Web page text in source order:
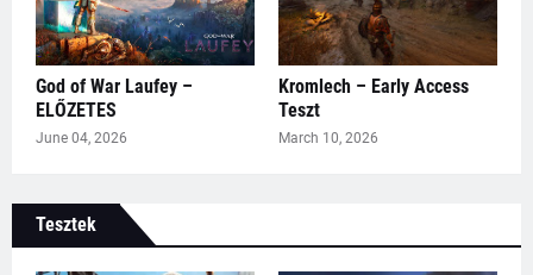
God of War Laufey –
ELŐZETES
June 04, 2026
Kromlech – Early Access
Teszt
March 10, 2026
Tesztek